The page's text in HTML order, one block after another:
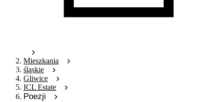
Mieszkania
śląskie
Gliwice
ICL Estate
Poezji